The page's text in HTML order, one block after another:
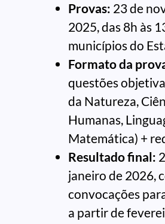
Provas: 23 de
2025, das 8h às
municípios do
Formato da
questões
da Natureza,
Humanas,
Matemática) +
Resultado final:
janeiro de 2026,
convocações
a partir de